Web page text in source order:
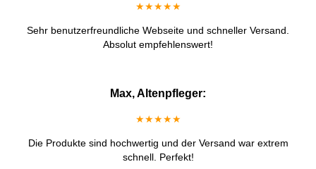
★★★★★
Sehr benutzerfreundliche Webseite und schneller Versand.
Absolut empfehlenswert!
Max, Altenpfleger:
★★★★★
Die Produkte sind hochwertig und der Versand war extrem
schnell. Perfekt!